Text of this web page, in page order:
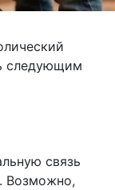
следующим
связь
Возможно,